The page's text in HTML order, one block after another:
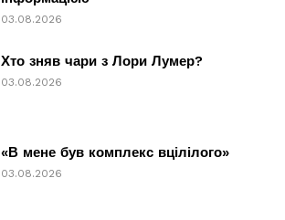
03.08.2026
Хто зняв чари з Лори Лумер?
03.08.2026
«В мене був комплекс вцілілого»
03.08.2026